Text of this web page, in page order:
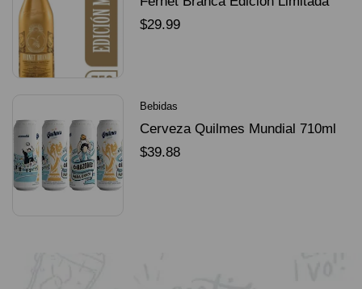
Dorado Mundial
$29.99
Bebidas
Cerveza Quilmes Mundial 710ml
packX4
$39.88